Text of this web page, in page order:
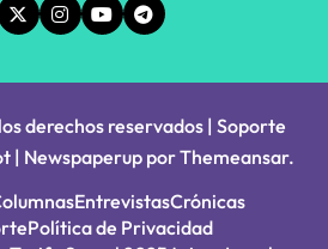
derechos reservados | Soporte
| Newspaperup porThemeansar.
EntrevistasCrónicas
Política de Privacidad